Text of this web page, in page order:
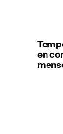
en